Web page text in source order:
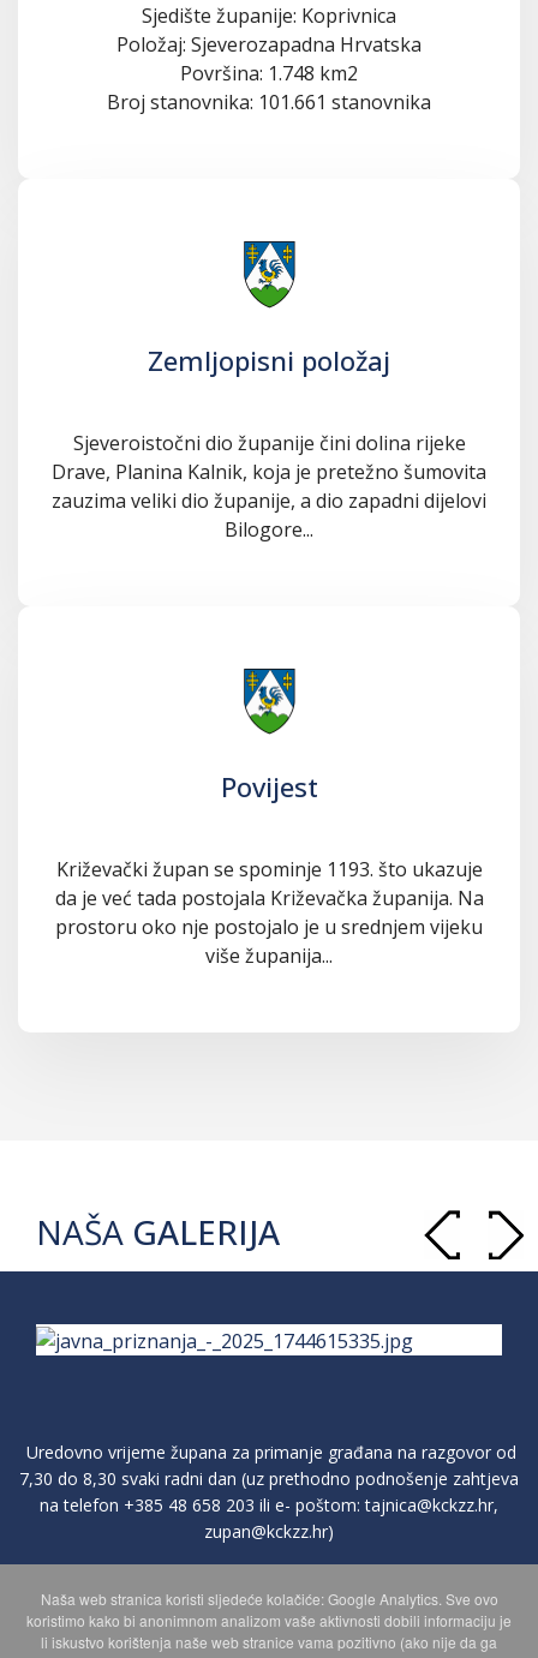
Sjedište županije: Koprivnica
Položaj: Sjeverozapadna Hrvatska
Površina: 1.748 km2
Broj stanovnika: 101.661 stanovnika
Zemljopisni položaj
Sjeveroistočni dio županije čini dolina rijeke
Drave, Planina Kalnik, koja je pretežno šumovita
zauzima veliki dio županije, a dio zapadni dijelovi
Bilogore...
Povijest
Križevački župan se spominje 1193. što ukazuje
da je već tada postojala Križevačka županija. Na
prostoru oko nje postojalo je u srednjem vijeku
više županija...
NAŠA GALERIJA
Uredovno vrijeme župana za primanje građana na razgovor od
7,30 do 8,30 svaki radni dan (uz prethodno podnošenje zahtjeva
na telefon +385 48 658 203 ili e- poštom:tajnica@kckzz.hr,
zupan@kckzz.hr)
POLITIKA ZAŠTITE PRIVATNOSTI OSOBNIH PODATAKA
Naša web stranica koristi sljedeće kolačiće: Google Analytics. Sve ovo
koristimo kako bi anonimnom analizom vaše aktivnosti dobili informaciju je
li iskustvo korištenja naše web stranice vama pozitivno (ako nije da ga